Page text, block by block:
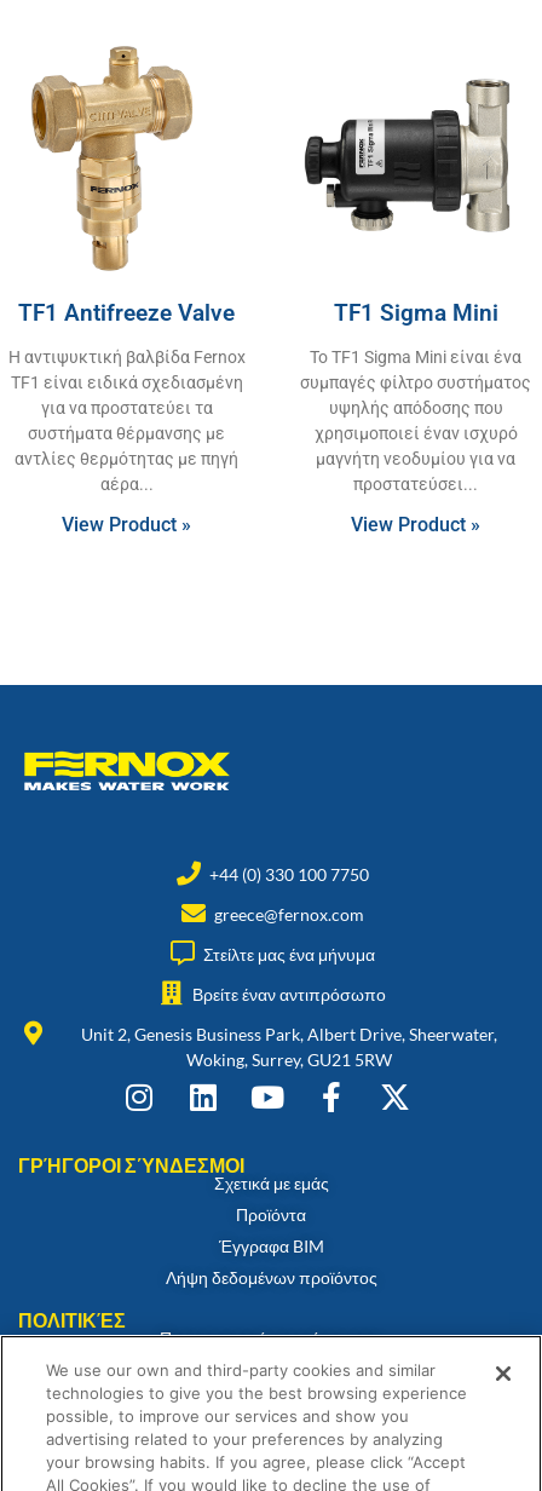
TF1 Antifreeze Valve
Η αντιψυκτική βαλβίδα Fernox
TF1 είναι ειδικά σχεδιασμένη
για να προστατεύει τα
συστήματα θέρμανσης με
αντλίες θερμότητας με πηγή
αέρα
View Product »
TF1 Sigma Mini
Το TF1 Sigma Mini είναι ένα
συμπαγές φίλτρο συστήματος
υψηλής απόδοσης που
χρησιμοποιεί έναν ισχυρό
μαγνήτη νεοδυμίου για να
προστατεύσει
View Product »
+44 (0) 330 100 7750
greece@fernox.com
Στείλτε μας ένα μήνυμα
Βρείτε έναν αντιπρόσωπο
Unit 2, Genesis Business Park, Albert Drive, Sheerwater,
Woking, Surrey, GU21 5RW
ΓΡΉΓΟΡΟΙ ΣΎΝΔΕΣΜΟΙ
Σχετικά με εμάς
Προϊόντα
Έγγραφα BIM
Λήψη δεδομένων προϊόντος
ΠΟΛΙΤΙΚΈΣ
Πιστοποιητικό συμμόρφωσης
Πολιτική για τα cookies
Αποποίηση ευθύνης
Πολιτική απορρήτου
Όροι και Προϋποθέσεις Πώλησης
We use our own and third-party cookies and similar
technologies to give you the best browsing experience
possible, to improve our services and show you
advertising related to your preferences by analyzing
your browsing habits. If you agree, please click “Accept
All Cookies”. If you would like to decline the use of